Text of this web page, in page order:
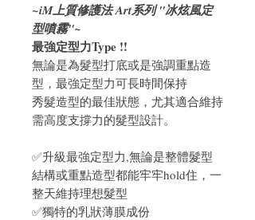
~iM上質修護法 Art系列 "冰炫風定
型噴霧"~
最強定型力Type !!
無論是為髮型打底或是強調重點造
型， 最強定型力可長時間保持
秀髮造型的最佳狀態，尤其適合維持
需高度支撐力的髮型設計。
✅升級最強定型力,無論是整體髮型
結構或重點造型都能牢牢hold住，一
整天維持理想髮型
✅獨特的乳狀薄膜成份